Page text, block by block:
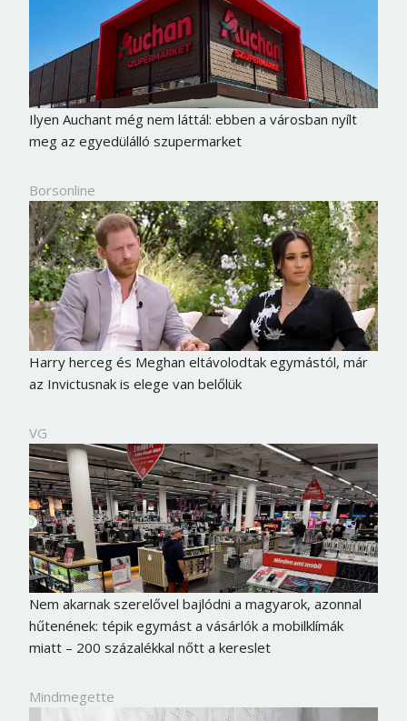
Ilyen Auchant még nem láttál: ebben a városban nyílt
meg az egyedülálló szupermarket
Borsonline
Harry herceg és Meghan eltávolodtak egymástól, már
az Invictusnak is elege van belőlük
VG
Nem akarnak szerelővel bajlódni a magyarok, azonnal
hűtenének: tépik egymást a vásárlók a mobilklímák
miatt – 200 százalékkal nőtt a kereslet
Mindmegette